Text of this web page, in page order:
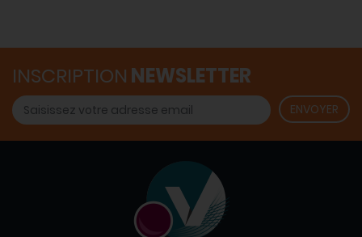
INSCRIPTION NEWSLETTER